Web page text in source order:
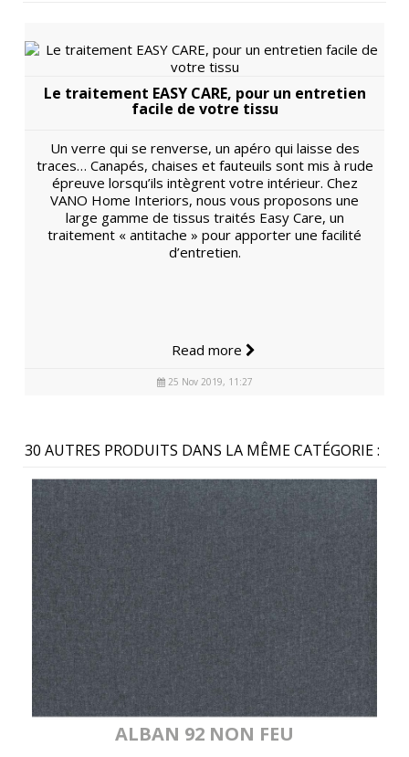
Le traitement EASY CARE, pour un entretien
facile de votre tissu
Un verre qui se renverse, un apéro qui laisse des
traces… Canapés, chaises et fauteuils sont mis à rude
épreuve lorsqu’ils intègrent votre intérieur. Chez
VANO Home Interiors, nous vous proposons une
large gamme de tissus traités Easy Care, un
traitement « antitache » pour apporter une facilité
d’entretien.
Read more
25 Nov 2019, 11:27
30 AUTRES PRODUITS DANS LA MÊME CATÉGORIE :
ALBAN 92 NON FEU